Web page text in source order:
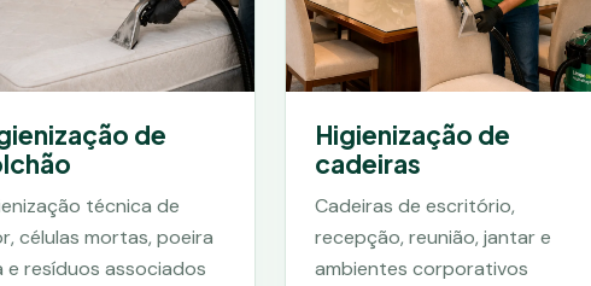
de
técnica de
células mortas, poeira
e resíduos associados
Higienização de
cadeiras
Cadeiras de escritório,
recepção, reunião, jantar e
ambientes corporativos